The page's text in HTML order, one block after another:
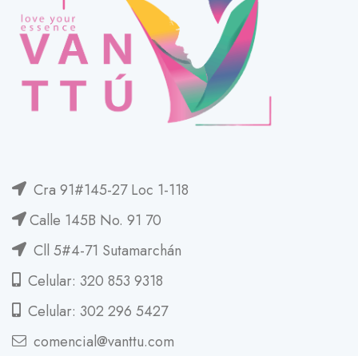
Cra 91#145-27 Loc 1-118
Calle 145B No. 91 70
Cll 5#4-71 Sutamarchán
Celular: 320 853 9318
Celular: 302 296 5427
comencial@vanttu.com